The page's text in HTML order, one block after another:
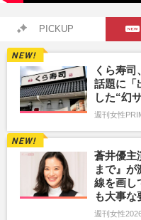
PICKUP
くら寿
話題に「
した“幻
週刊女性
蒼井優主
まで』
線を画し
も大事な
週刊女性